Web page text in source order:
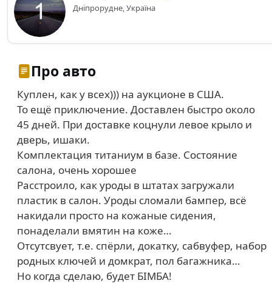
Дніпрорудне, Україна
Про авто
Куплен, как у всех))) на аукционе в США.
То ещё приключение. Доставлен быстро около
45 дней. При доставке коцнули левое крыло и
дверь, ишаки.
Комплектация титаниум в базе. Состояние
салона, очень хорошее
Расстроило, как уроды в штатах загружали
пластик в салон. Уроды сломали бампер, всё
накидали просто на кожаные сидения,
понаделали вмятин на коже…
Отсутсвует, т.е. спёрли, докатку, сабвуфер, набор
родных ключей и домкрат, пол багажника…
Но когда сделаю, будет БІМБА!